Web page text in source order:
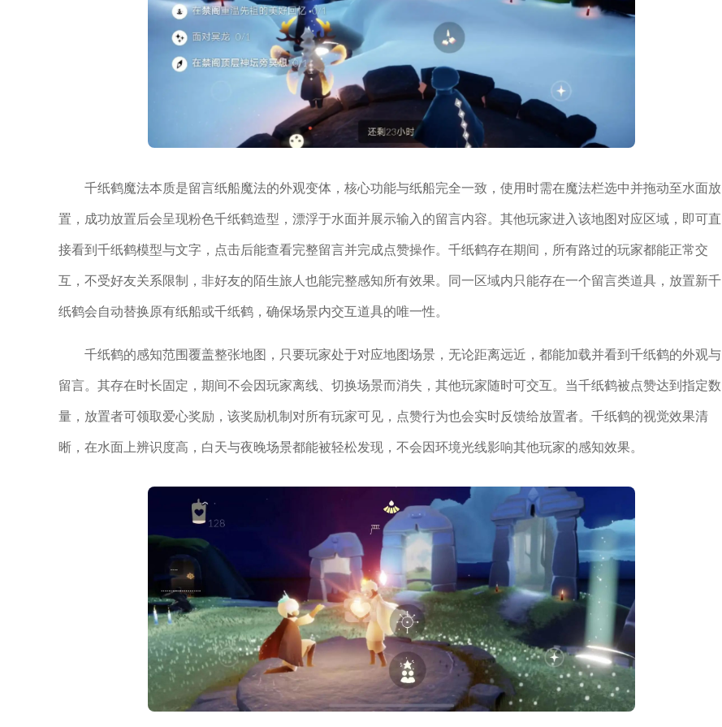
千纸鹤魔法本质是留言纸船魔法的外观变体，核心功能与纸船完全一致，使用时需在魔法栏选中并拖动至水面放
置，成功放置后会呈现粉色千纸鹤造型，漂浮于水面并展示输入的留言内容。其他玩家进入该地图对应区域，即可直
接看到千纸鹤模型与文字，点击后能查看完整留言并完成点赞操作。千纸鹤存在期间，所有路过的玩家都能正常交
互，不受好友关系限制，非好友的陌生旅人也能完整感知所有效果。同一区域内只能存在一个留言类道具，放置新千
纸鹤会自动替换原有纸船或千纸鹤，确保场景内交互道具的唯一性。
千纸鹤的感知范围覆盖整张地图，只要玩家处于对应地图场景，无论距离远近，都能加载并看到千纸鹤的外观与
留言。其存在时长固定，期间不会因玩家离线、切换场景而消失，其他玩家随时可交互。当千纸鹤被点赞达到指定数
量，放置者可领取爱心奖励，该奖励机制对所有玩家可见，点赞行为也会实时反馈给放置者。千纸鹤的视觉效果清
晰，在水面上辨识度高，白天与夜晚场景都能被轻松发现，不会因环境光线影响其他玩家的感知效果。